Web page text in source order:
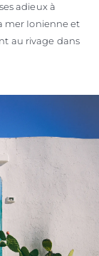
adieux à
mer Ionienne et
au rivage dans